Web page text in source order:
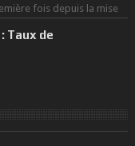
fois depuis la mise
Taux de